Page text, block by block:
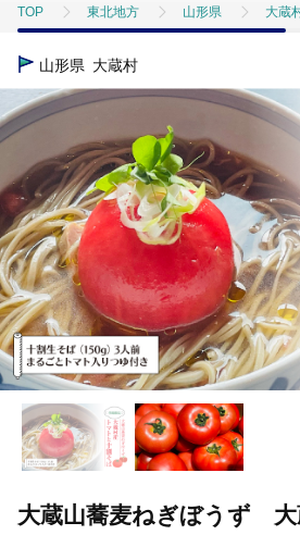
TOP 東北地方 山形県 大蔵
TOP
TOP 麺類 そば 大蔵山蕎麦
山形県 大蔵村
大蔵山蕎麦ねぎぼうず 大